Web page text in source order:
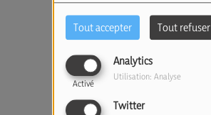
Tout accepter Tout refuser
Analytics
Activé
Utilisation: Analyse
Twitter